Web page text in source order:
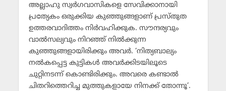
അല്ലാഹു സ്വര്‍ഗവാസികളെ സേവിക്കാനായി
പ്രത്യേകം ഒരുക്കിയ കുഞ്ഞുങ്ങളാണ് പ്രസ്തുത
ഉത്തരവാദിത്തം നിര്‍വഹിക്കുക. സൗന്ദര്യവും
വാല്‍സല്യവും നിറഞ്ഞ് നില്‍ക്കുന്ന
കുഞ്ഞുങ്ങളായിരിക്കും അവര്‍. ‘നിത്യബാല്യം
നല്‍കപ്പെട്ട കുട്ടികള്‍ അവര്‍ക്കിടയിലൂടെ
ചുറ്റിനടന്ന് കൊണ്ടിരിക്കും. അവരെ കണ്ടാല്‍
ചിതറിത്തെറിച്ച മുത്തുകളായേ നിനക്ക് തോന്നൂ’.